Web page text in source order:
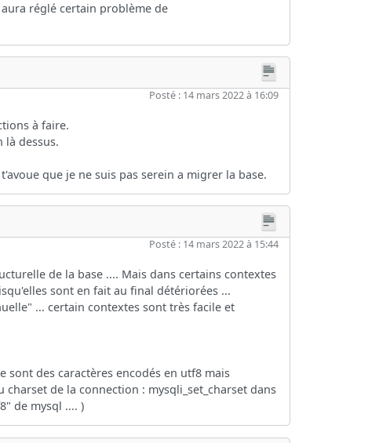
réglé certain problème de
Posté : 14 mars 2022 à 16:09
à faire.
là dessus.
que je ne suis pas serein a migrer la base.
Posté : 14 mars 2022 à 15:44
de la base .... Mais dans certains contextes
sont en fait au final détériorées ...
... certain contextes sont très facile et
sont des caractères encodés en utf8 mais
de la connection : mysqli_set_charset dans
de mysql .... )